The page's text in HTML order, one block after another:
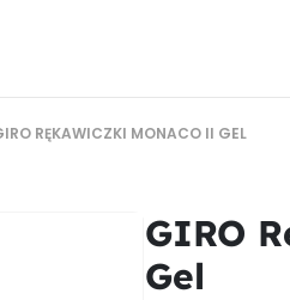
RĘKAWICZKI MONACO II GEL
GIRO
Gel